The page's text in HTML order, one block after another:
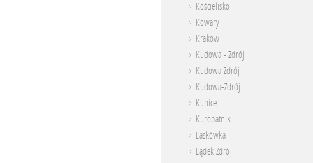
Kościelisko
Kowary
Kraków
Kudowa - Zdrój
Kudowa Zdrój
Kudowa-Zdrój
Kunice
Kuropatnik
Laskówka
Lądek Zdrój